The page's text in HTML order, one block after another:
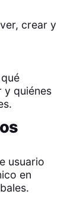
crear y
y quiénes
usuario
en